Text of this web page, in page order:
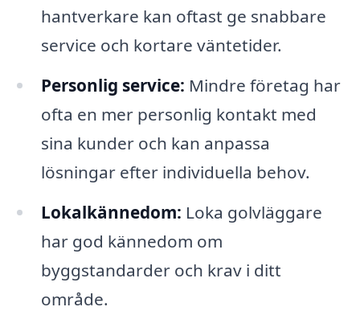
hantverkare kan oftast ge snabbare
service och kortare väntetider.
Personlig service: Mindre företag har
ofta en mer personlig kontakt med
sina kunder och kan anpassa
lösningar efter individuella behov.
Lokalkännedom: Loka golvläggare
har god kännedom om
byggstandarder och krav i ditt
område.